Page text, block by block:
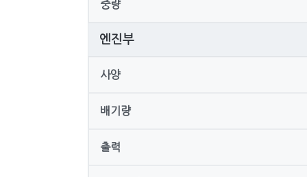
중량
엔진부
사양
배기량
출력